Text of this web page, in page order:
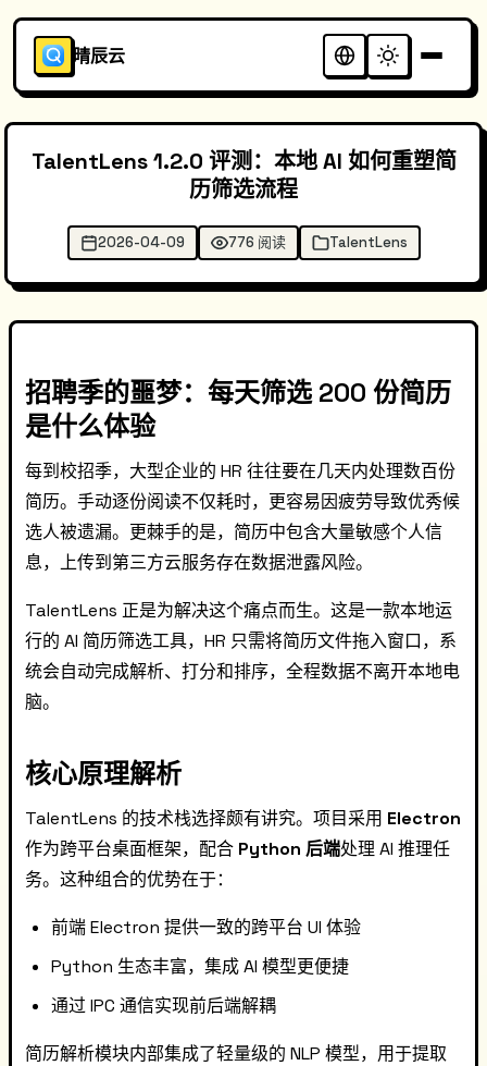
晴辰云
TalentLens 1.2.0 评测：本地 AI 如何重塑简
历筛选流程
2026-04-09 776 阅读 TalentLens
招聘季的噩梦：每天筛选 200 份简历
是什么体验
每到校招季，大型企业的 HR 往往要在几天内处理数百份
简历。手动逐份阅读不仅耗时，更容易因疲劳导致优秀候
选人被遗漏。更棘手的是，简历中包含大量敏感个人信
息，上传到第三方云服务存在数据泄露风险。
TalentLens 正是为解决这个痛点而生。这是一款本地运
行的 AI 简历筛选工具，HR 只需将简历文件拖入窗口，系
统会自动完成解析、打分和排序，全程数据不离开本地电
脑。
核心原理解析
TalentLens 的技术栈选择颇有讲究。项目采用 Electron
作为跨平台桌面框架，配合 Python 后端处理 AI 推理任
务。这种组合的优势在于：
前端 Electron 提供一致的跨平台 UI 体验
Python 生态丰富，集成 AI 模型更便捷
通过 IPC 通信实现前后端解耦
简历解析模块内部集成了轻量级的 NLP 模型，用于提取